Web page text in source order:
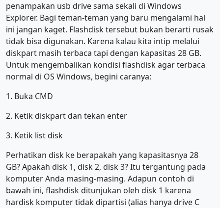
penampakan usb drive sama sekali di Windows
Explorer. Bagi teman-teman yang baru mengalami hal
ini jangan kaget. Flashdisk tersebut bukan berarti rusak
tidak bisa digunakan. Karena kalau kita intip melalui
diskpart masih terbaca tapi dengan kapasitas 28 GB.
Untuk mengembalikan kondisi flashdisk agar terbaca
normal di OS Windows, begini caranya:
1. Buka CMD
2. Ketik diskpart dan tekan enter
3. Ketik list disk
Perhatikan disk ke berapakah yang kapasitasnya 28
GB? Apakah disk 1, disk 2, disk 3? Itu tergantung pada
komputer Anda masing-masing. Adapun contoh di
bawah ini, flashdisk ditunjukan oleh disk 1 karena
hardisk komputer tidak dipartisi (alias hanya drive C